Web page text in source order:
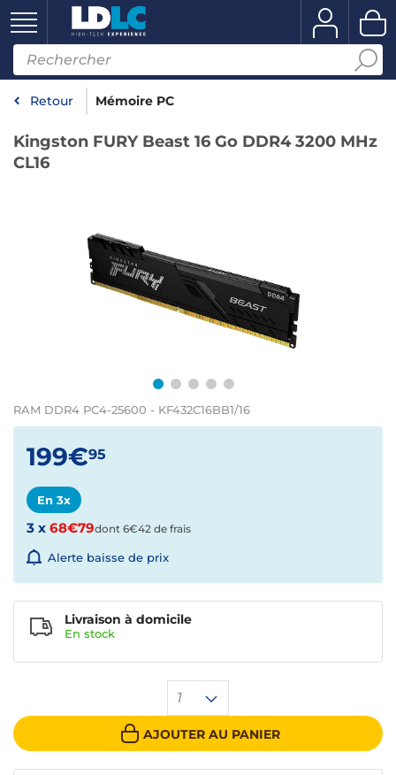
Retour Mémoire PC
Kingston FURY Beast 16 Go DDR4 3200 MHz
CL16
RAM DDR4 PC4-25600 - KF432C16BB1/16
199€95
En 3x
3 x 68€79dont 6€42 de frais
Alerte baisse de prix
1
AJOUTER AU PANIER
Livraison à domicile
En stock